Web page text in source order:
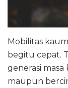
Mobilitas
begitu cepat.
generasi masa
maupun